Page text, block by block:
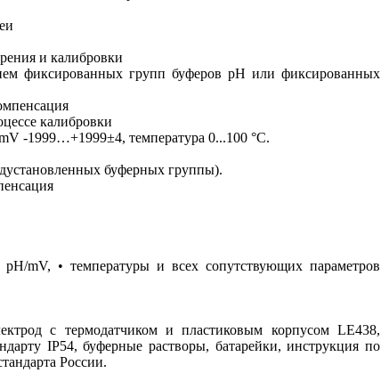
и калибровки
фиксированных групп буферов рН или фиксированных
калибровки
-1999…+1999±4, температура 0...100 °C.
буферных группы).
pH/mV, • температуры и всех сопутствующих параметров
с термодатчиком и пластиковым корпусом LE438,
IP54, буферные растворы, батарейки, инструкция по
России.